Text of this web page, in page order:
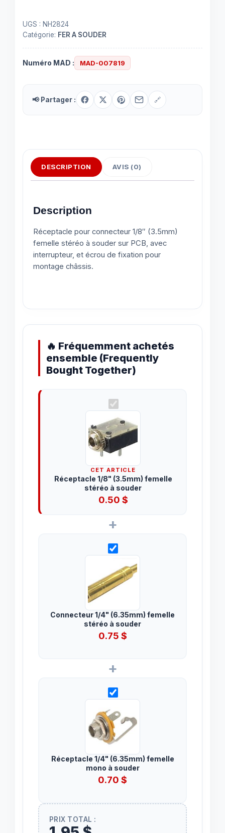
UGS : NH2824
Catégorie: FER A SOUDER
Numéro MAD : MAD-007819
📢 Partager : 🔗
DESCRIPTION AVIS (0)
Description
Réceptacle pour connecteur 1/8″ (3.5mm)
femelle stéréo à souder sur PCB, avec
interrupteur, et écrou de fixation pour
montage châssis.
🔥 Fréquemment achetés
ensemble (Frequently
Bought Together)
CET ARTICLE
Réceptacle 1/8" (3.5mm) femelle
stéréo à souder
0.50 $
+
Connecteur 1/4" (6.35mm) femelle
stéréo à souder
0.75 $
+
Réceptacle 1/4" (6.35mm) femelle
mono à souder
0.70 $
PRIX TOTAL :